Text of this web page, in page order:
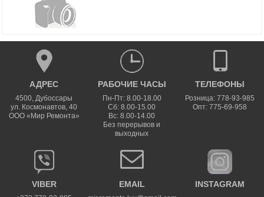
АДРЕС
4500,Дубоссары
ул. Космонавтов, 40
ООО «Мир Ремонта»
РАБОЧИЕ ЧАСЫ
Пн-Пт: 8.00-18.00
Сб: 8.00-15.00
Вс: 8.00-14.00
Без перерывов и
выходных
ТЕЛЕФОНЫ
Розница: 778-93-985
Опт: 775-69-958
VIBER EMAIL INSTAGRAM